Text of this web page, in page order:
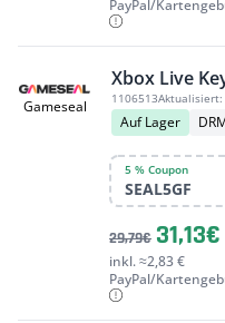
PayPal/
Gameseal
Xbox Live
1106513Aktualisiert:
Auf Lager
5 % Coupon
SEAL5GF
29,79€ 31,13€
inkl. ≈2,83 €
PayPal/